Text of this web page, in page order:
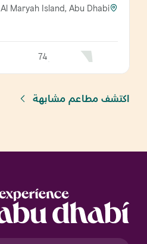
Al Maryah Island, Abu Dhabi
74
اكتشف مطاعم مشابهة